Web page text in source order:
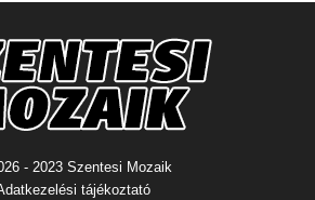
- 2023 Szentesi Mozaik
tájékoztató